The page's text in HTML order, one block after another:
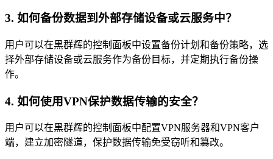
3. 如何备份数据到外部存储设备或云服务中？
用户可以在黑群辉的控制面板中设置备份计划和备份策略，选
择外部存储设备或云服务作为备份目标，并定期执行备份操
作。
4. 如何使用VPN保护数据传输的安全？
用户可以在黑群辉的控制面板中配置VPN服务器和VPN客户
端，建立加密隧道，保护数据传输免受窃听和篡改。